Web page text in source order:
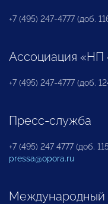
+7 (495) 247-4777 (доб.
Ассоциация
+7 (495) 247-4777 (доб.
Пресс-служба
+7 (495) 247 4777 (доб.
pressa@opora.ru